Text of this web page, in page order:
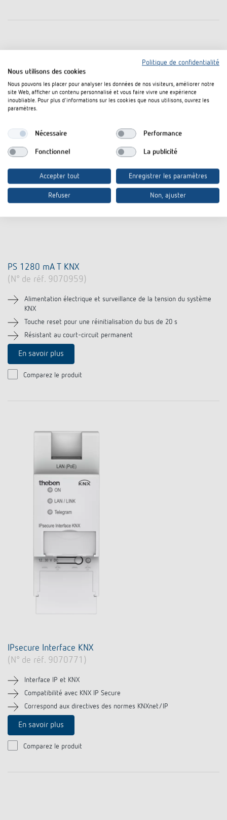
PS 1280 mA T KNX
(N° de réf. 9070959)
Alimentation électrique et surveillance de la tension du système
KNX
Touche reset pour une réinitialisation du bus de 20 s
Résistant au court-circuit permanent
En savoir plus
Comparez le produit
IPsecure Interface KNX
(N° de réf. 9070771)
Interface IP et KNX
Compatibilité avec KNX IP Secure
Correspond aux directives des normes KNXnet/IP
En savoir plus
Comparez le produit
Politique de confidentialité
Nous utilisons des cookies
Nous pouvons les placer pour analyser les données de nos visiteurs, améliorer notre
site Web, afficher un contenu personnalisé et vous faire vivre une expérience
inoubliable. Pour plus d'informations sur les cookies que nous utilisons, ouvrez les
paramètres.
Nécessaire Performance
Fonctionnel La publicité
Accepter tout Enregistrer les paramètres
Refuser Non, ajuster